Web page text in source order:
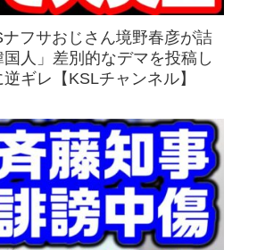
ナフサおじさん境野春彦が詰
人」差別的なデマを投稿し
ギレ【KSLチャンネル】